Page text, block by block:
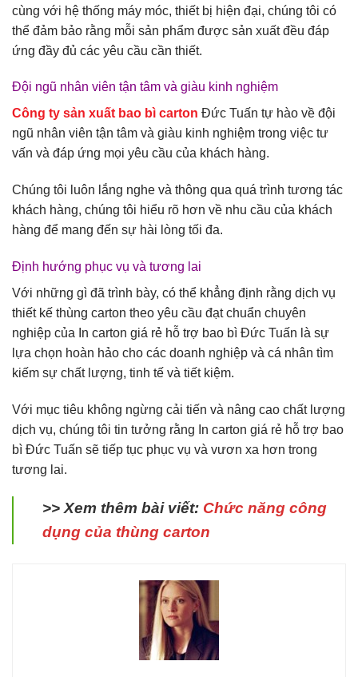
cùng với hệ thống máy móc, thiết bị hiện đại, chúng tôi có
thể đảm bảo rằng mỗi sản phẩm được sản xuất đều đáp
ứng đầy đủ các yêu cầu cần thiết.
Đội ngũ nhân viên tận tâm và giàu kinh nghiệm
Công ty sản xuất bao bì carton Đức Tuấn tự hào về đội
ngũ nhân viên tận tâm và giàu kinh nghiệm trong việc tư
vấn và đáp ứng mọi yêu cầu của khách hàng.
Chúng tôi luôn lắng nghe và thông qua quá trình tương tác
khách hàng, chúng tôi hiểu rõ hơn về nhu cầu của khách
hàng để mang đến sự hài lòng tối đa.
Định hướng phục vụ và tương lai
Với những gì đã trình bày, có thể khẳng định rằng dịch vụ
thiết kế thùng carton theo yêu cầu đạt chuẩn chuyên
nghiệp của In carton giá rẻ hỗ trợ bao bì Đức Tuấn là sự
lựa chọn hoàn hảo cho các doanh nghiệp và cá nhân tìm
kiếm sự chất lượng, tinh tế và tiết kiệm.
Với mục tiêu không ngừng cải tiến và nâng cao chất lượng
dịch vụ, chúng tôi tin tưởng rằng In carton giá rẻ hỗ trợ bao
bì Đức Tuấn sẽ tiếp tục phục vụ và vươn xa hơn trong
tương lai.
>> Xem thêm bài viết: Chức năng công
dụng của thùng carton